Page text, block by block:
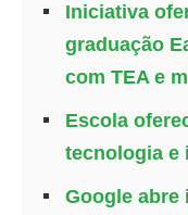
Iniciativa
graduação
com TEA e
Escola
tecnologia e
Google abre